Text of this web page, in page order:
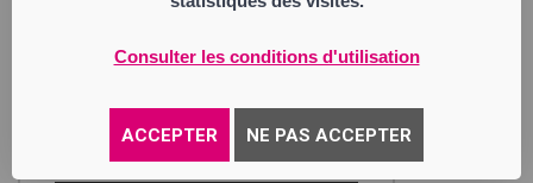
Consulter les conditions d'utilisation
ACCEPTER NE PAS ACCEPTER
Société à Responsabilité Limitée
Siège social : rue de la Poudrière
525 049 441 RCS Saint Etienne
Activité : négoce véhicules occasion import